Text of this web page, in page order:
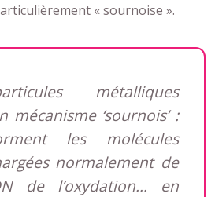
« sournoise ».
métalliques
mécanisme ‘sournois’ :
les molécules
normalement de
de l’oxydation… en